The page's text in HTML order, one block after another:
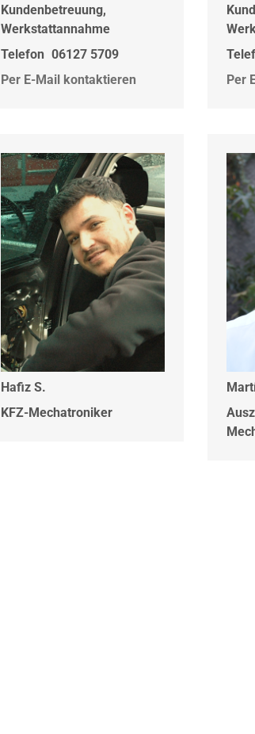
Kundenbetreuung,
Werkstattannahme
Telefon 06127 5709
Per E-Mail kontaktieren
Per
Hafiz S.
KFZ-Mechatroniker